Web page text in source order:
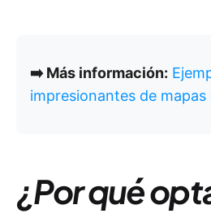
➡️ Más información:
impresionantes de mapas
¿Por qué